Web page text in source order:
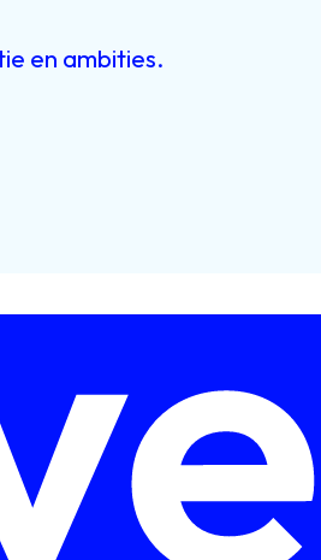
en ambities.